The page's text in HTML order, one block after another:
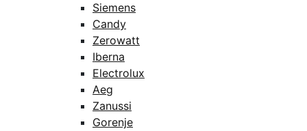
Siemens
Candy
Zerowatt
Iberna
Electrolux
Aeg
Zanussi
Gorenje